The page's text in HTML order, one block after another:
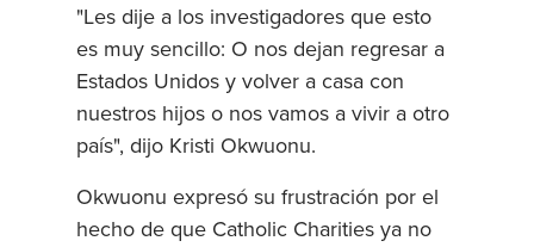
"Les dije a los investigadores que esto
es muy sencillo: O nos dejan regresar a
Estados Unidos y volver a casa con
nuestros hijos o nos vamos a vivir a otro
país", dijo Kristi Okwuonu.
Okwuonu expresó su frustración por el
hecho de que Catholic Charities ya no